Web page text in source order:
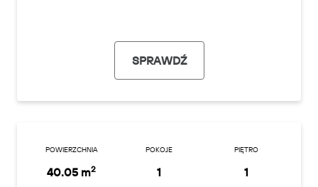
SPRAWDŹ
POWIERZCHNIA
40.05 m2
POKOJE
1
PIĘTRO
1